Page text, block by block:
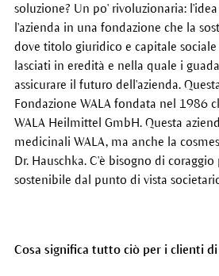
soluzione? Un po' rivoluzionaria:
l'azienda in una fondazione che la
dove titolo giuridico e capitale sociale
lasciati in eredità e nella quale i
assicurare il futuro dell'azienda.
Fondazione WALA fondata nel 1986
WALA Heilmittel GmbH. Questa
medicinali WALA, ma anche la
Dr. Hauschka. C'è bisogno di
sostenibile dal punto di vista
Cosa significa tutto ciò per i clienti di